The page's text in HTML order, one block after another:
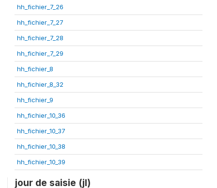
hh_fichier_7_26
hh_fichier_7_27
hh_fichier_7_28
hh_fichier_7_29
hh_fichier_8
hh_fichier_8_32
hh_fichier_9
hh_fichier_10_36
hh_fichier_10_37
hh_fichier_10_38
hh_fichier_10_39
jour de saisie (jl)